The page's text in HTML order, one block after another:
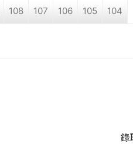
108 107 106 105 104
錄